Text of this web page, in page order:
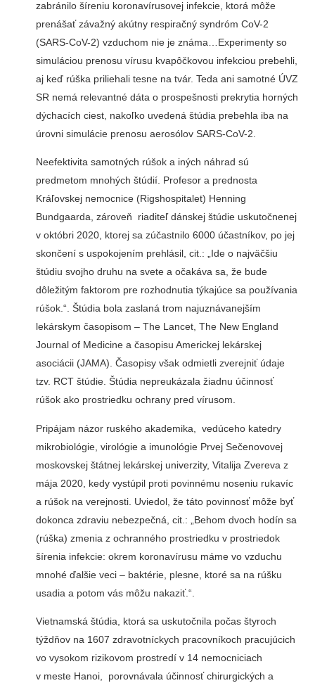
zabránilo šíreniu koronavírusovej infekcie, ktorá môže
prenášať závažný akútny respiračný syndróm CoV-2
(SARS-CoV-2) vzduchom nie je známa…Experimenty so
simuláciou prenosu vírusu kvapôčkovou infekciou prebehli,
aj keď rúška priliehali tesne na tvár. Teda ani samotné ÚVZ
SR nemá relevantné dáta o prospešnosti prekrytia horných
dýchacích ciest, nakoľko uvedená štúdia prebehla iba na
úrovni simulácie prenosu aerosólov SARS-CoV-2.
Neefektivita samotných rúšok a iných náhrad sú
predmetom mnohých štúdií. Profesor a prednosta
Kráľovskej nemocnice (Rigshospitalet) Henning
Bundgaarda, zároveň riaditeľ dánskej štúdie uskutočnenej
v októbri 2020, ktorej sa zúčastnilo 6000 účastníkov, po jej
skončení s uspokojením prehlásil, cit.: „Ide o najväčšiu
štúdiu svojho druhu na svete a očakáva sa, že bude
dôležitým faktorom pre rozhodnutia týkajúce sa používania
rúšok.“. Štúdia bola zaslaná trom najuznávanejším
lekárskym časopisom – The Lancet, The New England
Journal of Medicine a časopisu Americkej lekárskej
asociácii (JAMA). Časopisy však odmietli zverejniť údaje
tzv. RCT štúdie. Štúdia nepreukázala žiadnu účinnosť
rúšok ako prostriedku ochrany pred vírusom.
Pripájam názor ruského akademika, vedúceho katedry
mikrobiológie, virológie a imunológie Prvej Sečenovovej
moskovskej štátnej lekárskej univerzity, Vitalija Zvereva z
mája 2020, kedy vystúpil proti povinnému noseniu rukavíc
a rúšok na verejnosti. Uviedol, že táto povinnosť môže byť
dokonca zdraviu nebezpečná, cit.: „Behom dvoch hodín sa
(rúška) zmenia z ochranného prostriedku v prostriedok
šírenia infekcie: okrem koronavírusu máme vo vzduchu
mnohé ďalšie veci – baktérie, plesne, ktoré sa na rúšku
usadia a potom vás môžu nakaziť.“.
Vietnamská štúdia, ktorá sa uskutočnila počas štyroch
týždňov na 1607 zdravotníckych pracovníkoch pracujúcich
vo vysokom rizikovom prostredí v 14 nemocniciach
v meste Hanoi, porovnávala účinnosť chirurgických a